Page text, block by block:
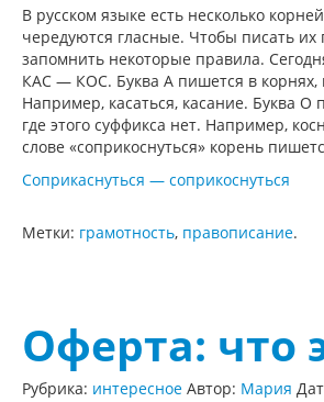
В русском языке есть несколько
чередуются гласные. Чтобы писать
запомнить некоторые правила.
КАС — КОС. Буква А пишется в корнях,
Например, касаться, касание. Буква О
где этого суффикса нет. Например,
слове «соприкоснуться» корень
Соприкаснуться — соприкоснуться
Метки: грамотность, правописание.
Оферта: что
Рубрика: интересное Автор: Мария